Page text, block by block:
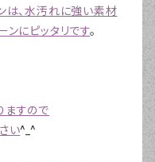
は、水汚れに強い素材
ンにピッタリです。
ますので
い^_^